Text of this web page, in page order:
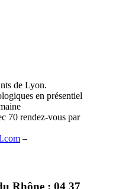
de Lyon.
en présentiel
70 rendez-vous par
–
Rhône : 04 37